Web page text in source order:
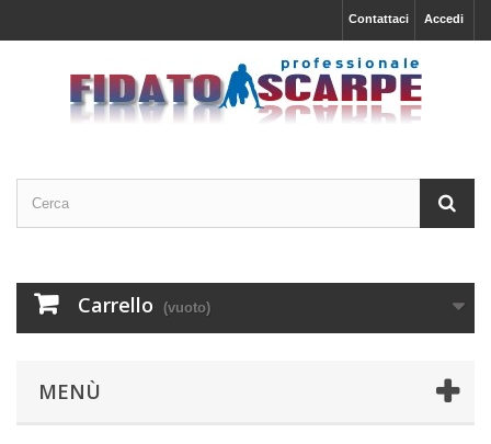
Accedi
Contattaci
Carrello (vuoto)
MENÙ